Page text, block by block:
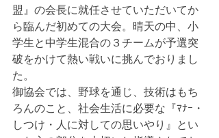
盟』の会長に就任させていただいてか
ら臨んだ初めての大会。晴天の中、小
学生と中学生混合の３チームが予選突
破をかけて熱い戦いに挑んでおりまし
た。
御協会では、野球を通じ、技術はもち
ろんのこと、社会生活に必要な『ﾏﾅｰ・
しつけ・人に対しての思いやり』とい